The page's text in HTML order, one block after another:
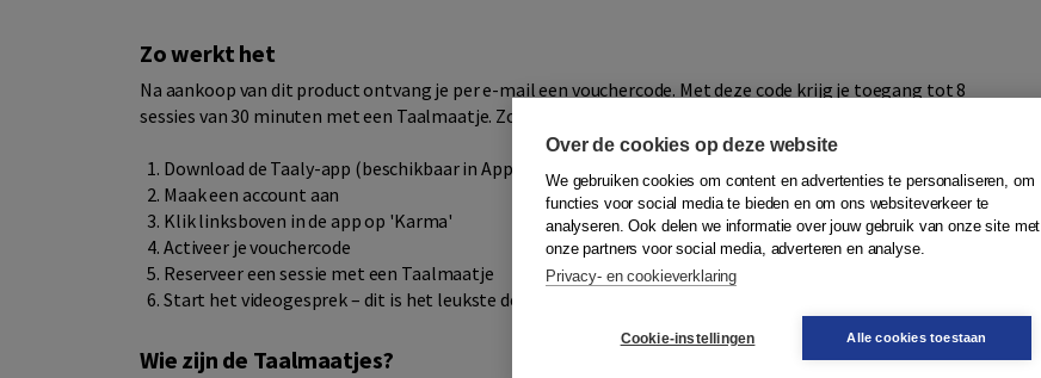
Zo werkt het
Na aankoop van dit product ontvang je per e-mail een vouchercode. Met deze code krijg je toegang tot 8
sessies van 30 minuten met een Taalmaatje. Zo begin je:
Download de Taaly-app (beschikbaar in App Store en Google Play)
Maak een account aan
Klik linksboven in de app op 'Karma'
Activeer je vouchercode
Reserveer een sessie met een Taalmaatje
Start het videogesprek – dit is het leukste deel!
Wie zijn de Taalmaatjes?
Over de cookies op deze website
We gebruiken cookies om content en advertenties te personaliseren, om
functies voor social media te bieden en om ons websiteverkeer te
analyseren. Ook delen we informatie over jouw gebruik van onze site met
onze partners voor social media, adverteren en analyse.
Privacy- en cookieverklaring
Cookie-instellingen Alle cookies toestaan